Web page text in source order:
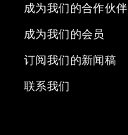
成为我们的合作伙伴
成为我们的会员
订阅我们的新闻稿
联系我们